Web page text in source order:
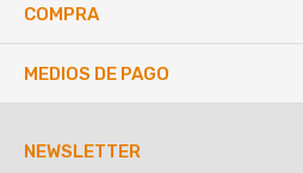
COMPRA
NEWSLETTER
MEDIOS DE PAGO